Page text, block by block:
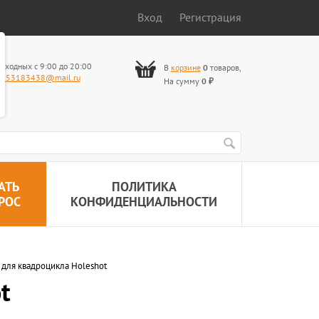
Вход Регистрация
с 9:00 до 20:00
В корзине 0товаров,
На сумму 0 ₽
ПОЛИТИКА
КОНФИДЕНЦИАЛЬНОСТИ
квадроцикла Holeshot